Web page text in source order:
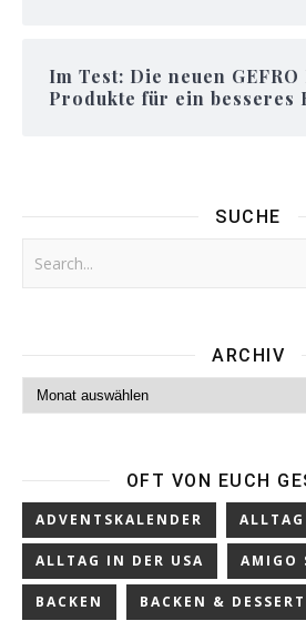
Im Test: Die neuen GEFRO
Produkte für ein besseres
SUCHE
ARCHIV
Archiv
OFT VON EUCH
ADVENTSKALENDER ALLTAG
ALLTAG IN DER USA AMIGO
BACKEN BACKEN &